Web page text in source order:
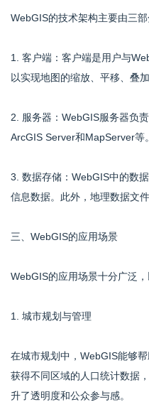
WebGIS的技术架构主要由三
1. 客户端：客户端是用户与
以实现地图的缩放、平移、叠
2. 服务器：WebGIS服务器负
ArcGIS Server和MapServer等
3. 数据存储：WebGIS中的数
信息数据。此外，地理数据文
三、WebGIS的应用场景
WebGIS的应用场景十分广泛
1. 城市规划与管理
在城市规划中，WebGIS能够
获得不同区域的人口统计数据
升了透明度和公众参与感。